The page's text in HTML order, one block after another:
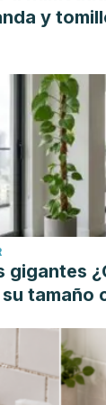
El libro de la
Manual
y
gigantes
tamaño